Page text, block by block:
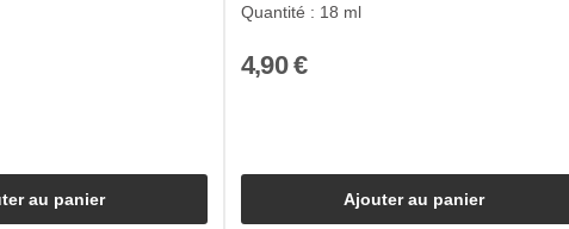
au panier
Quantité : 18 ml
4,90 €
Ajouter au panier